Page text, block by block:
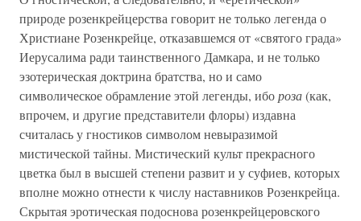
природе розенкрейцерства говорит не только легенда о
Христиане Розенкрейце, отказавшемся от «святого града»
Иерусалима ради таинственного Дамкара, и не только
эзотерическая доктрина братства, но и само
символическое обрамление этой легенды, ибороза(как,
впрочем, и другие представители флоры) издавна
считалась у гностиков символом невыразимой
мистической тайны. Мистический культ прекрасного
цветка был в высшей степени развит и у суфиев, которых
вполне можно отнести к числу наставников Розенкрейца.
Скрытая эротическая подоснова розенкрейцеровского